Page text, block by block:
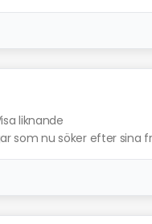
liknande
som nu söker efter sina